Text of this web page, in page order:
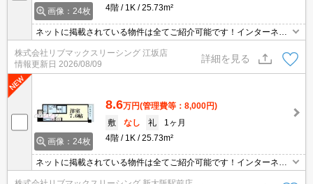
画像：24枚
4階
1K 25.73m²
ネットに掲載されている物件は全てご紹介可能です！インターネッ
ト無料★初期費用クレジット決済可★近隣にスーパー、コンビニ、
ドラッグストアが揃っています★
株式会社リブマックスリーシング 江坂店
情報更新日 2026/08/09
詳細を見る
画像：24枚
8.6万円(管理費等：8,000円)
敷
なし 礼
1ヶ月
4階
1K 25.73m²
ネットに掲載されている物件は全てご紹介可能です！インターネッ
ト無料★初期費用クレジット決済可★近隣にスーパー、コンビニ、